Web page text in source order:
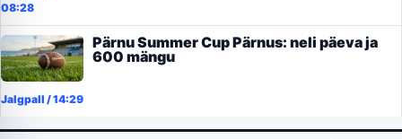
08:28
Pärnu Summer Cup Pärnus: neli päeva ja
600 mängu
Jalgpall /14:29